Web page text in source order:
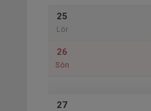
25
Lör
26
Sön
27